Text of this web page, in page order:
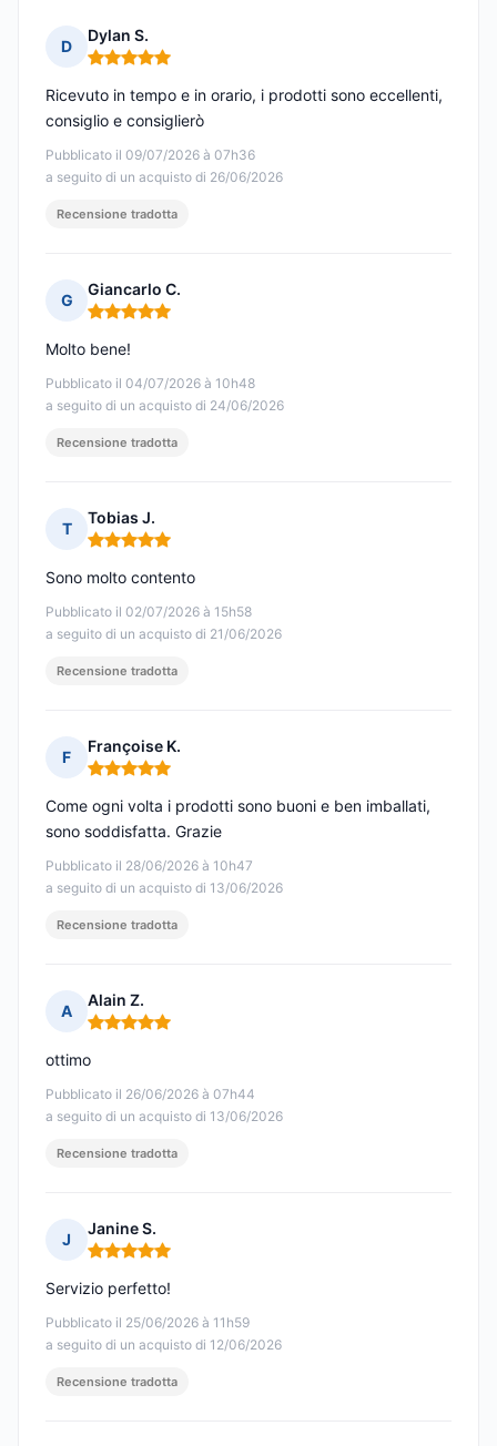
D
Dylan S.
Nota: 5 su 5
Pubblicato il 09/07/2026 à 07h36
a seguito di un acquisto di 26/06/2026
Ricevuto in tempo e in orario, i prodotti sono eccellenti,
consiglio e consiglierò
Recensione tradotta
G
Giancarlo C.
Nota: 5 su 5
Pubblicato il 04/07/2026 à 10h48
a seguito di un acquisto di 24/06/2026
Molto bene!
Recensione tradotta
T
Tobias J.
Nota: 5 su 5
Pubblicato il 02/07/2026 à 15h58
a seguito di un acquisto di 21/06/2026
Sono molto contento
Recensione tradotta
F
Françoise K.
Nota: 5 su 5
Pubblicato il 28/06/2026 à 10h47
a seguito di un acquisto di 13/06/2026
Come ogni volta i prodotti sono buoni e ben imballati,
sono soddisfatta. Grazie
Recensione tradotta
A
Alain Z.
Nota: 5 su 5
Pubblicato il 26/06/2026 à 07h44
a seguito di un acquisto di 13/06/2026
ottimo
Recensione tradotta
J
Janine S.
Nota: 5 su 5
Pubblicato il 25/06/2026 à 11h59
a seguito di un acquisto di 12/06/2026
Servizio perfetto!
Recensione tradotta